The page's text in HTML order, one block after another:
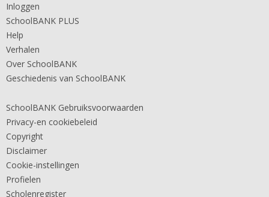
Inloggen
SchoolBANK PLUS
Help
Verhalen
Over SchoolBANK
Geschiedenis van SchoolBANK
SchoolBANK Gebruiksvoorwaarden
Privacy-en cookiebeleid
Copyright
Disclaimer
Cookie-instellingen
Profielen
Scholenregister